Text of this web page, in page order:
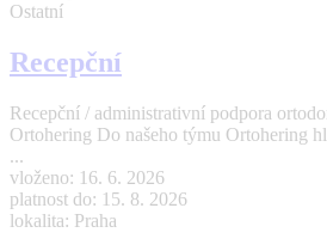
Ostatní
Recepční
Recepční / administrativní podpora
Ortohering Do našeho týmu Ortohering
...
vloženo: 16. 6. 2026
platnost do: 15. 8. 2026
lokalita: Praha